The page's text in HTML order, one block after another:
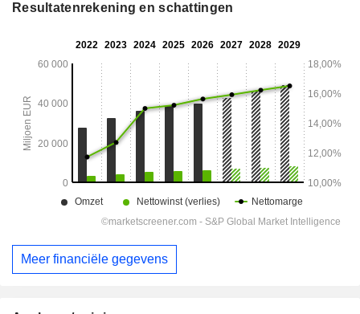
Resultatenrekening en schattingen
Meer financiële gegevens